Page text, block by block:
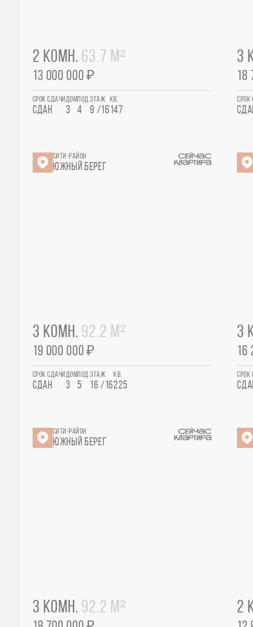
2 КОМН. 63.7 М²
13 000 000 ₽
СРОК СДАЧИ
СДАН
ДОМ
3
ПОД.
4
ЭТАЖ
9 /16
КВ.
147
3
18
СРОК
СИТИ-РАЙОН
ЮЖНЫЙ БЕРЕГ
3 КОМН. 92.2 М²
19 000 000 ₽
СРОК СДАЧИ
СДАН
ДОМ
3
ПОД.
5
ЭТАЖ
16 /16
КВ.
225
3
16
СРОК
СИТИ-РАЙОН
ЮЖНЫЙ БЕРЕГ
3 КОМН. 92.2 М² 2